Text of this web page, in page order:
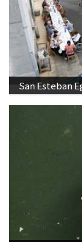
San Esteban